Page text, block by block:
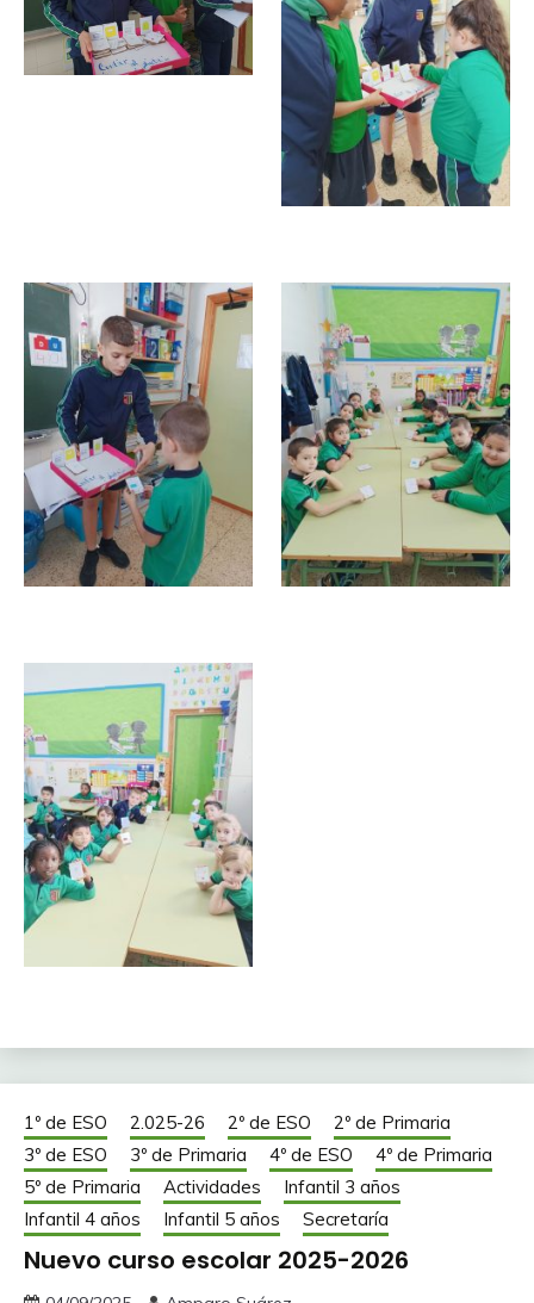
1º de ESO 2.025-26 2º de ESO
2º de Primaria
3º de ESO
3º de Primaria 4º de ESO
4º de Primaria
5º de Primaria
Actividades
Infantil 3 años
Infantil 4 años
Infantil 5 años Secretaría
Nuevo curso escolar 2025-2026